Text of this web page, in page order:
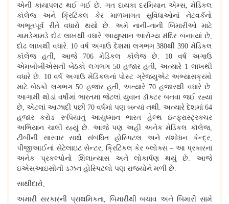
એની કાયાપલટ થઈ ગઈ છે. ગત દાયકા દરમિયાન એમ્સ, મેડિકલ
કૉલેજ અને ક્રિટિકલ કેર માળખાગત સુવિધાઓનાં નેટવર્કનો
અભૂતપૂર્વ રીતે વધારો થયો છે. અમે નાની-નાની બિમારીઓ માટે
ગામડેગામડે દોઢ લાખથી વધારે આયુષ્માન આરોગ્ય મંદિર બનાવ્યાં છે,
દોઢ લાખથી વધારે. 10 વર્ષ અગાઉ દેશમાં લગભગ 380થી 390 મેડિકલ
કૉલેજ હતી, આજે 706 મેડિકલ કૉલેજ છે. 10 વર્ષ અગાઉ
એમબીબીએસની બેઠકો લગભગ 50 હજાર હતી, અત્યારે 1 લાખથી
વધારે છે. 10 વર્ષ અગાઉ મેડિકલનાં પોસ્ટ ગ્રેજ્યુએટ અભ્યાસક્રમો
માટે બેઠકો લગભગ 50 હજાર હતી, અત્યારે 70 હજારથી વધારે છે.
આગામી થોડાં વર્ષોમાં ભારતમાં જેટલાં યુવાન ડૉક્ટર બનવા જઈ રહ્યાં
છે, એટલાં આઝાદી પછી 70 વર્ષમાં પણ બન્યાં નથી. અત્યારે દેશમાં 64
હજાર કરોડ રૂપિયાનું આયુષ્માન ભારત હેલ્થ ઇન્ફ્રાસ્ટ્રક્ચર
અભિયાન ચાલી રહ્યું છે. આજે પણ અહી અનેક મેડિકલ કૉલેજ,
ટીબીની સારવાર સાથે સંબંધિત હોસ્પિટલ અને સંશોધન કેન્દ્ર,
પીજીઆઈનાં સેટેલાઇટ સેન્ટર, ક્રિટિકલ કેર બ્લોક્સ – આ પ્રકારનાં
અનેક પ્રકલ્પોનો શિલાન્યાસ અને લોકાર્પણ થયું છે. આજે
ઇએસઆઇસીની ડઝન હોસ્પિટલો પણ રાજ્યોને મળી છે.
સાથીદારો,
અમારી સરકારની પ્રાથમિકતા, બિમારીથી બચાવ અને બિમારી સામે